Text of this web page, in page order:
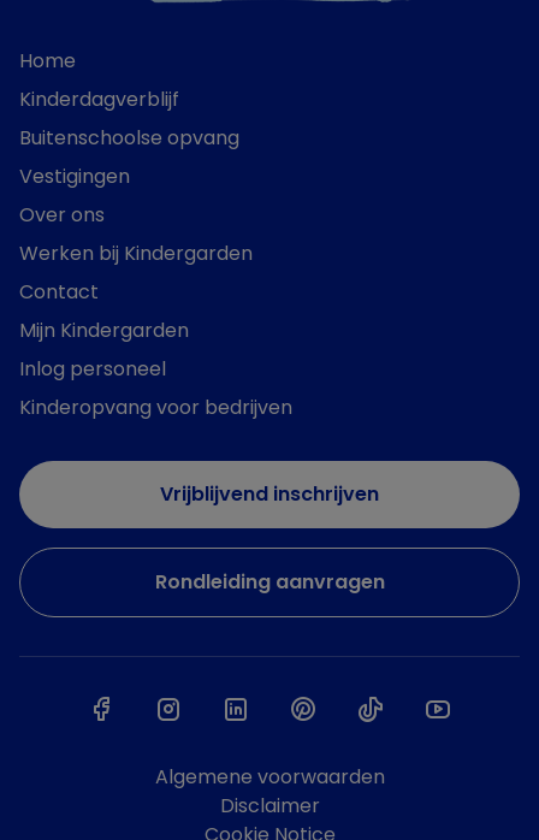
Home
Kinderdagverblijf
Buitenschoolse opvang
Vestigingen
Over ons
Werken bij Kindergarden
Contact
Mijn Kindergarden
Inlog personeel
Kinderopvang voor bedrijven
Vrijblijvend inschrijven
Rondleiding aanvragen
Algemene voorwaarden
Disclaimer
Cookie Notice